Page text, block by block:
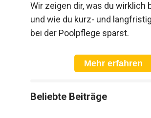
Wir zeigen dir, was du wirklich
und wie du kurz- und
bei der Poolpflege sparst.
Mehr erfahren
Beliebte Beiträge